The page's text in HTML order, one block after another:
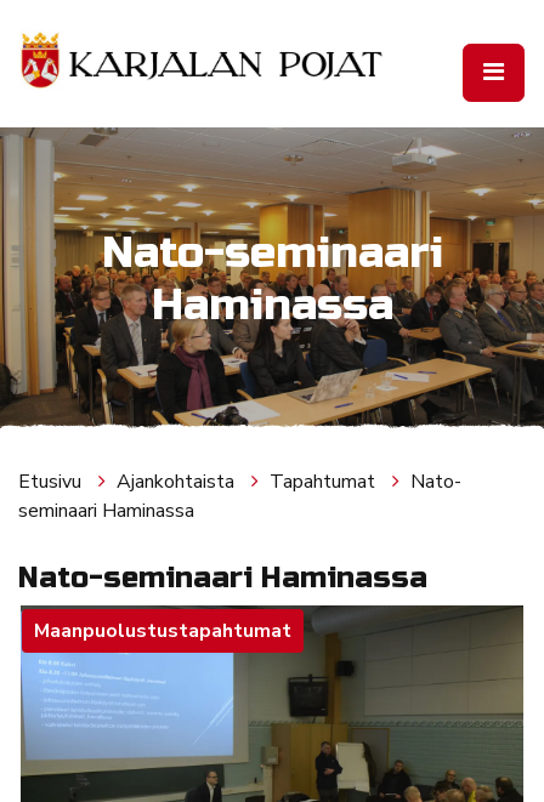
Nato-seminaari
Haminassa
Etusivu Ajankohtaista Tapahtumat
Nato-
seminaari Haminassa
Nato-seminaari Haminassa
Maanpuolustustapahtumat